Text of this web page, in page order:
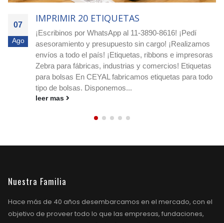
07
Ago
IMPRIMIR 1250 ETIQUETAS
Ordená hoy - Argentina! Etiquetas redondas para -
Dietéticas / Fruterías / Proveedurías ¡Comprá etiquetas
circulares blancas o impresas en Ceyal y destacá tus
productos! Si buscás etiquetas circulares blancas o
impresas, ¡en Ceyal tenemos la solución ideal para tu
negocio!...
leer mas
Nuestra Familia
Hace más de 40 años desembarcamos en el mercado, con el
objetivo de proveer todo lo que las empresas, fundaciones,